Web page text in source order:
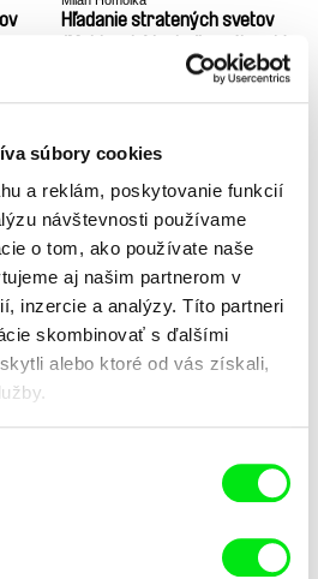
súbory cookies
a reklám, poskytovanie funkcií
návštevnosti používame
o tom, ako používate naše
aj našim partnerom v
inzercie a analýzy. Títo partneri
skombinovať s ďalšími
alebo ktoré od vás získali,
Hľadanie stratených svetov
Milan Homolka
Hľadanie stratených svetov
(Plač grófa Pálfiho)
Hľadanie stratených svetov